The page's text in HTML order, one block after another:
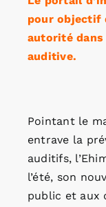
pour objectif
autorité dans
auditive.
Pointant le
entrave la
auditifs,
l’été, son
public et aux